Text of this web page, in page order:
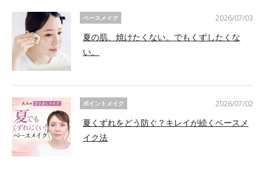
ベースメイク
夏の肌、焼けたくない。でもくずしたくな
い。
2026/07/03
ポイントメイク
夏くずれをどう防ぐ？キレイが続くベースメ
イク法
2026/07/02